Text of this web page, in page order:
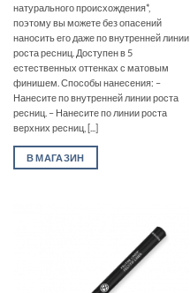
натурального происхождения*,
поэтому вы можете без опасений
наносить его даже по внутренней линии
роста ресниц. Доступен в 5
естественных оттенках с матовым
финишем. Способы нанесения: –
Нанесите по внутренней линии роста
ресниц. – Нанесите по линии роста
верхних ресниц, [...]
В МАГАЗИН